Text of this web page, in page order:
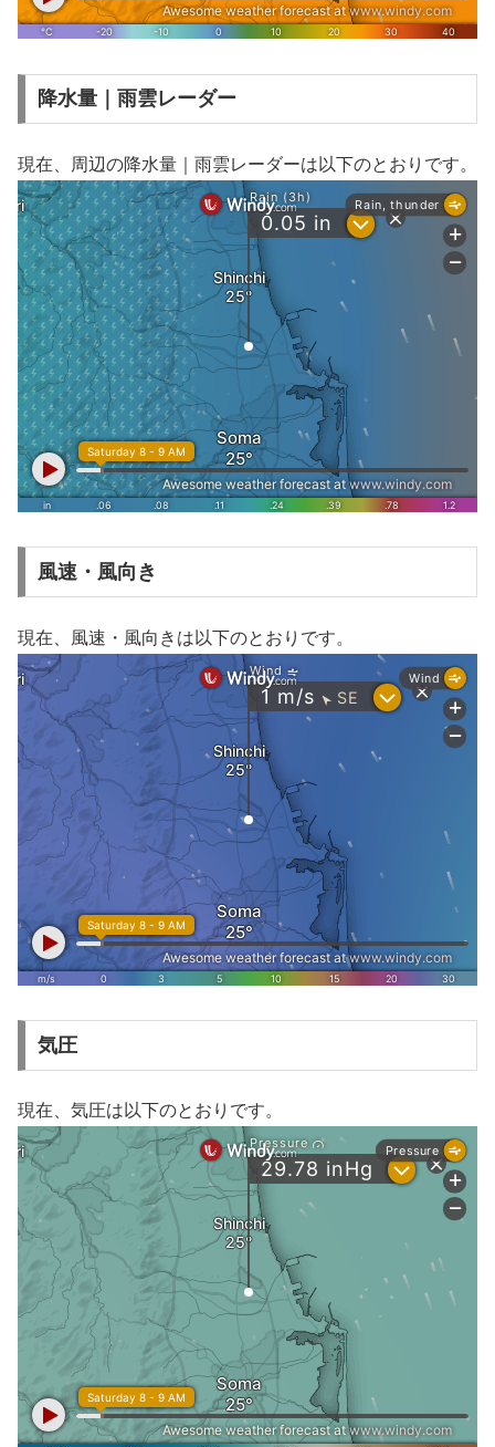
降水量｜雨雲レーダー
現在、周辺の降水量｜雨雲レーダーは以下のとおりです。
風速・風向き
現在、風速・風向きは以下のとおりです。
気圧
現在、気圧は以下のとおりです。